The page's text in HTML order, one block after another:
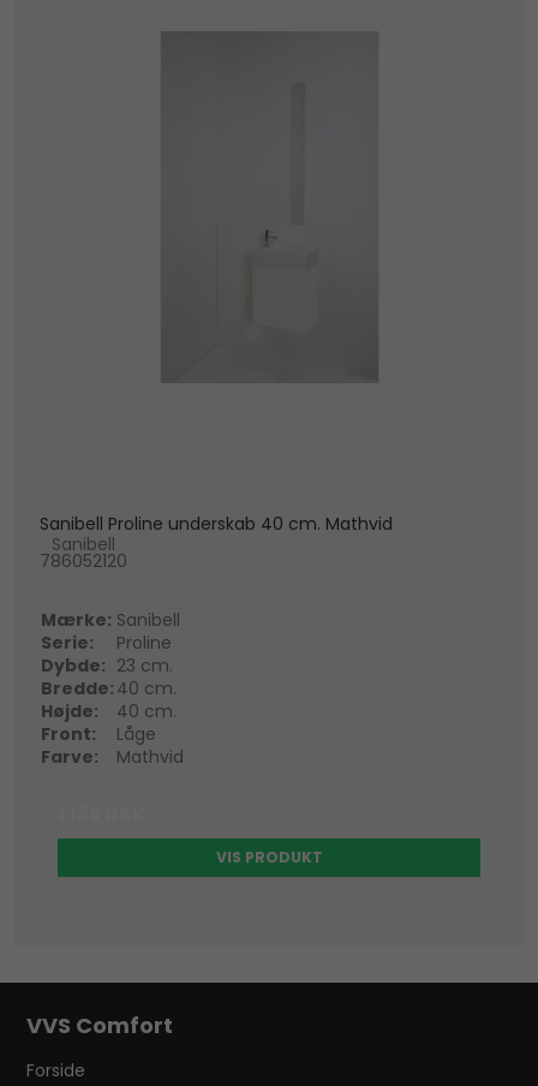
Sanibell Proline underskab 40 cm. Mathvid
Sanibell
786052120
Mærke: Sanibell
Serie:
Proline
Dybde: 23 cm.
Bredde: 40 cm.
Højde:
40 cm.
Front:
Låge
Farve:
Mathvid
VIS PRODUKT
VVS Comfort
Forside